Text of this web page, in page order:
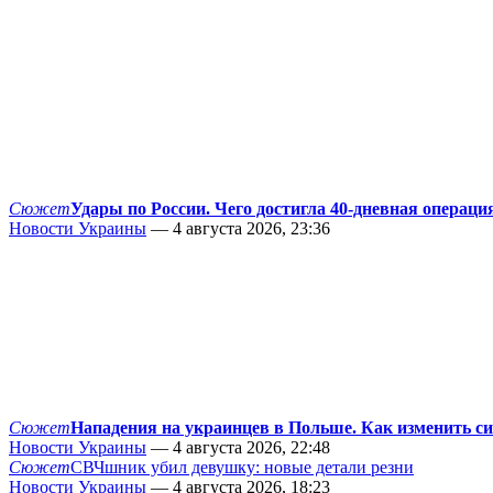
СюжетУдары по России. Чего достигла 40-дневная
Новости Украины — 4 августа 2026, 23:36
СюжетНападения на украинцев в Польше. Как изменить
Новости Украины — 4 августа 2026, 22:48
СюжетСВЧшник убил девушку: новые детали резни
Новости Украины — 4 августа 2026, 18:23